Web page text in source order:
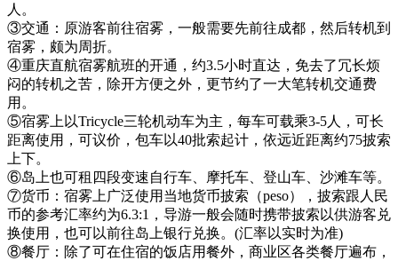
人。
③交通：原游客前往宿雾，一般需要先前往成都，然后转机到
宿雾，颇为周折。
④重庆直航宿雾航班的开通，约3.5小时直达，免去了冗长烦
闷的转机之苦，除开方便之外，更节约了一大笔转机交通费
用。
⑤宿雾上以Tricycle三轮机动车为主，每车可载乘3-5人，可长
距离使用，可议价，包车以40批索起计，依远近距离约75披索
上下。
⑥岛上也可租四段变速自行车、摩托车、登山车、沙滩车等。
⑦货币：宿雾上广泛使用当地货币披索（peso），披索跟人民
币的参考汇率约为6.3:1，导游一般会随时携带披索以供游客兑
换使用，也可以前往岛上银行兑换。(汇率以实时为准)
⑧餐厅：除了可在住宿的饭店用餐外，商业区各类餐厅遍布，